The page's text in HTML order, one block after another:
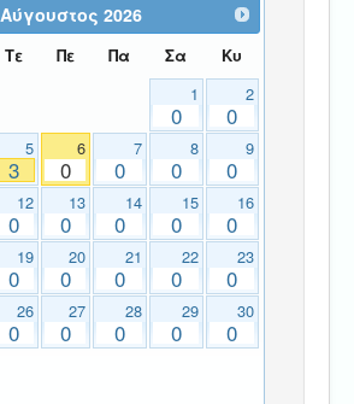
Αύγουστος 2026
Τε Πε Πα Σα Κυ
1
0
2
0
5
3
6
0
7
0
8
0
9
0
12
0
13
0
14
0
15
0
16
0
19
0
20
0
21
0
22
0
23
0
26
0
27
0
28
0
29
0
30
0